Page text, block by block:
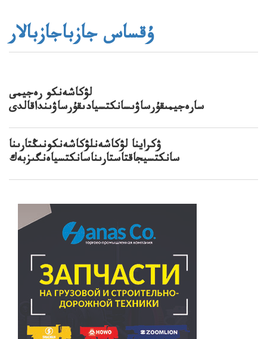
ۇقساس جازباجازبالار
لۋكاشەنكو رەجيمى
سارەجيمىقۇرساۋىسانكتسيادىقۇرساۋىنداقالدى
ۋكراينا لۋكاشەنلۋكاشەنكونىڭتارىنا
سانكتسيجاقتاستارىناسانكتسياەنگىزبەك